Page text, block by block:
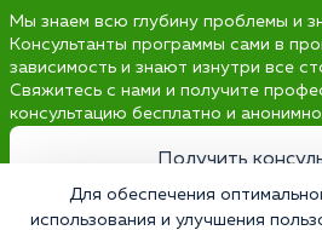
Мы знаем всю глубину проблемы и
Консультанты программы сами в
зависимость и знают изнутри все
Свяжитесь с нами и получите
консультацию бесплатно и
Получить
Для обеспечения
использования и улучшения